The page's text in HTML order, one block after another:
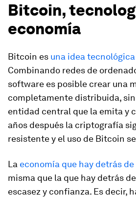
Bitcoin,
economía
Bitcoin es una idea
Combinando redes de
software es posible crear una
completamente distribuida,
entidad central que la emita y
años después la criptografía
resistente y el uso de Bitcoin
La economía que hay detrás
misma que la que hay detrás
escasez y confianza. Es decir,